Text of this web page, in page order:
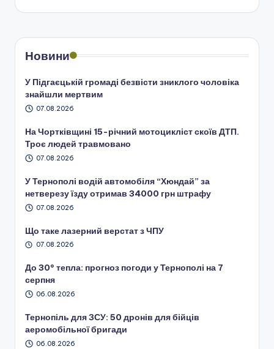
Новини
У Підгаєцькій громаді безвісти зниклого чоловіка
знайшли мертвим
07.08.2026
На Чортківщині 15-річний мотоцикліст скоїв ДТП.
Троє людей травмовано
07.08.2026
У Тернополі водій автомобіля “Хюндай” за
нетверезу їзду отримав 34000 грн штрафу
07.08.2026
Що таке лазерний верстат з ЧПУ
07.08.2026
До 30° тепла: прогноз погоди у Тернополі на 7
серпня
06.08.2026
Тернопіль для ЗСУ: 50 дронів для бійців
аеромобільної бригади
06.08.2026